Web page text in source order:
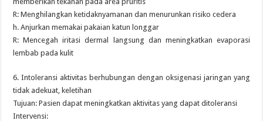
R: Menghilangkan ketidaknyamanan dan menurunkan risiko cedera
h. Anjurkan memakai pakaian katun longgar
R: Mencegah iritasi dermal langsung dan meningkatkan evaporasi
lembab pada kulit
6. Intoleransi aktivitas berhubungan dengan oksigenasi jaringan yang
tidak adekuat, keletihan
Tujuan: Pasien dapat meningkatkan aktivitas yang dapat ditoleransi
Intervensi: